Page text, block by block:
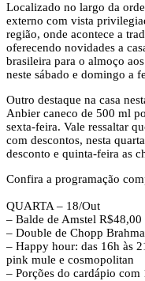
Localizado no largo da
externo com vista
região, onde acontece a
oferecendo novidades a
brasileira para o almoço
neste sábado e domingo a
Outro destaque na casa
Anbier caneco de 500 ml
sexta-feira. Vale ressaltar
com descontos, nesta
desconto e quinta-feira as
Confira a programação
QUARTA – 18/Out
– Balde de Amstel R$48,00
– Double de Chopp
– Happy hour: das 16h às
pink mule e cosmopolitan
– Porções do cardápio com